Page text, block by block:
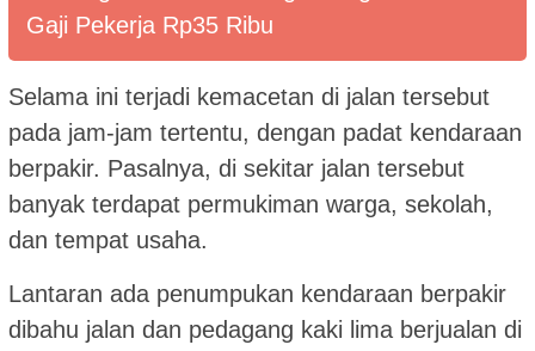
Gaji Pekerja Rp35 Ribu
Selama ini terjadi kemacetan di jalan tersebut
pada jam-jam tertentu, dengan padat kendaraan
berpakir. Pasalnya, di sekitar jalan tersebut
banyak terdapat permukiman warga, sekolah,
dan tempat usaha.
Lantaran ada penumpukan kendaraan berpakir
dibahu jalan dan pedagang kaki lima berjualan di